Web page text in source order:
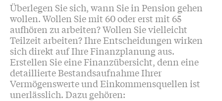
Überlegen Sie sich, wann Sie in Pension gehen
wollen. Wollen Sie mit 60 oder erst mit 65
aufhören zu arbeiten? Wollen Sie vielleicht
Teilzeit arbeiten? Ihre Entscheidungen wirken
sich direkt auf Ihre Finanzplanung aus.
Erstellen Sie eine Finanzübersicht, denn eine
detaillierte Bestandsaufnahme Ihrer
Vermögenswerte und Einkommensquellen ist
unerlässlich. Dazu gehören: